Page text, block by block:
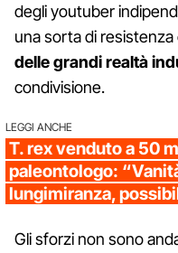
degli youtuber
una sorta di
delle grandi realtà
condivisione.
LEGGI ANCHE
T. rex venduto a 50
paleontologo:
lungimiranza,
Gli sforzi non sono